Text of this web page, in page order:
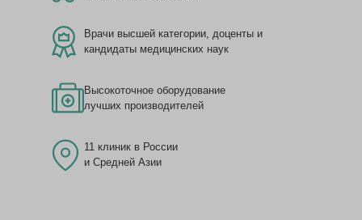
Высокоточное оборудование
лучших производителей
Врачи высшей категории, доценты и
кандидаты медицинских наук
11 клиник в России
и Средней Азии